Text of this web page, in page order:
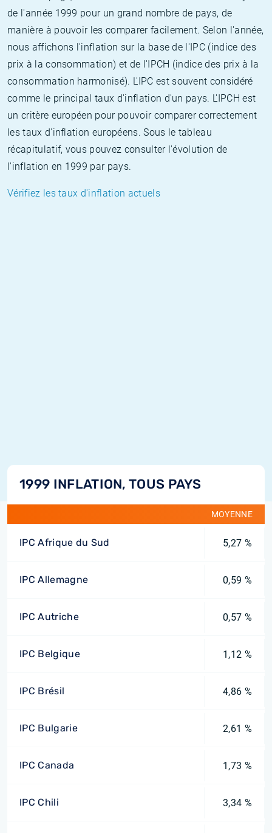
de l'année 1999 pour un grand nombre de pays, de
manière à pouvoir les comparer facilement. Selon l'année,
nous affichons l'inflation sur la base de l'IPC (indice des
prix à la consommation) et de l'IPCH (indice des prix à la
consommation harmonisé). L'IPC est souvent considéré
comme le principal taux d'inflation d'un pays. L'IPCH est
un critère européen pour pouvoir comparer correctement
les taux d'inflation européens. Sous le tableau
récapitulatif, vous pouvez consulter l'évolution de
l'inflation en 1999 par pays.
Vérifiez les taux d'inflation actuels
1999 INFLATION, TOUS PAYS
MOYENNE
IPC Afrique du Sud 5,27 %
IPC Allemagne 0,59 %
IPC Autriche 0,57 %
IPC Belgique 1,12 %
IPC Brésil 4,86 %
IPC Bulgarie 2,61 %
IPC Canada 1,73 %
IPC Chili 3,34 %